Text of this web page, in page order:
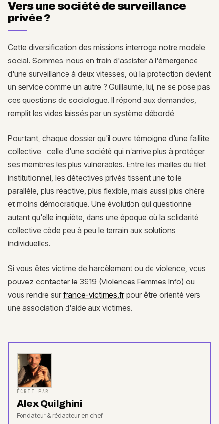
Vers une société de surveillance
privée ?
Cette diversification des missions interroge notre modèle
social. Sommes-nous en train d'assister à l'émergence
d'une surveillance à deux vitesses, où la protection devient
un service comme un autre ? Guillaume, lui, ne se pose pas
ces questions de sociologue. Il répond aux demandes,
remplit les vides laissés par un système débordé.
Pourtant, chaque dossier qu'il ouvre témoigne d'une faillite
collective : celle d'une société qui n'arrive plus à protéger
ses membres les plus vulnérables. Entre les mailles du filet
institutionnel, les détectives privés tissent une toile
parallèle, plus réactive, plus flexible, mais aussi plus chère
et moins démocratique. Une évolution qui questionne
autant qu'elle inquiète, dans une époque où la solidarité
collective cède peu à peu le terrain aux solutions
individuelles.
Si vous êtes victime de harcèlement ou de violence, vous
pouvez contacter le 3919 (Violences Femmes Info) ou
vous rendre sur france-victimes.frpour être orienté vers
une association d'aide aux victimes.
ÉCRIT PAR
Alex Quilghini
Fondateur & rédacteur en chef